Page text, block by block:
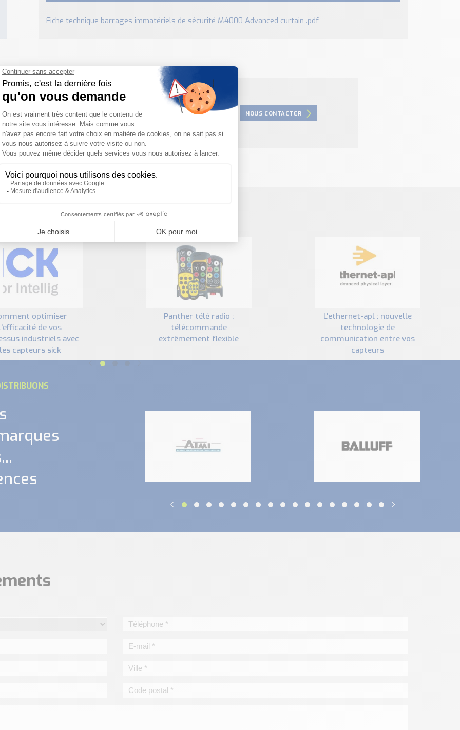
Fiche technique barrages immatériels de sécurité M4000 Advanced curtain .pdf
Besoin d'aide pour choisir votre produit ?
sommes à votre disposition pour définir votre projet NOUS CONTACTER
PRODUITS SIMILAIRES
de vos
industriels avec
capteurs sick
panther télé radio :
télécommande
extrêmement flexible
l'ethernet-apl : nouvelle
technologie de
communication entre vos
capteurs